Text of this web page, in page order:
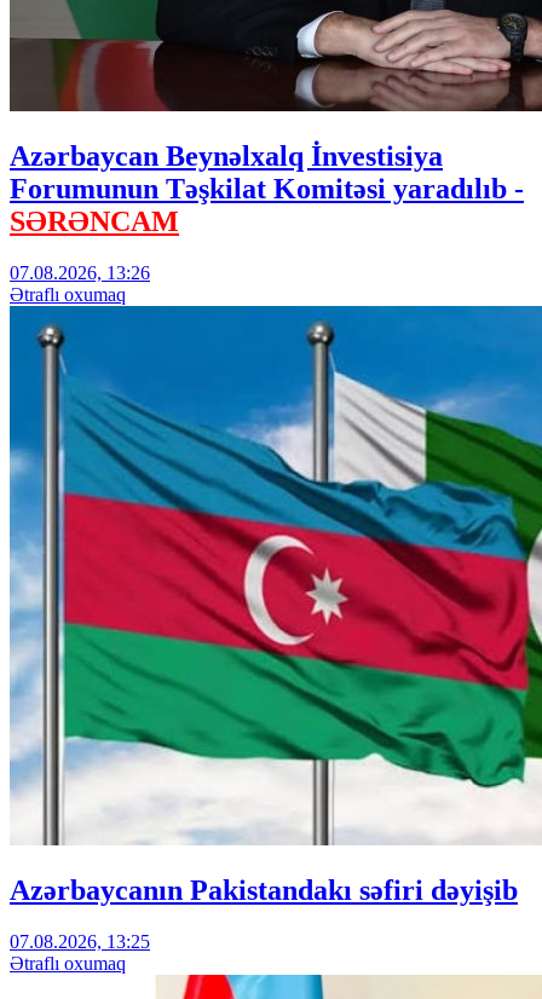
Azərbaycan Beynəlxalq İnvestisiya
Forumunun Təşkilat Komitəsi yaradılıb -
SƏRƏNCAM
07.08.2026, 13:26
Ətraflı oxumaq
Azərbaycanın Pakistandakı səfiri dəyişib
07.08.2026, 13:25
Ətraflı oxumaq